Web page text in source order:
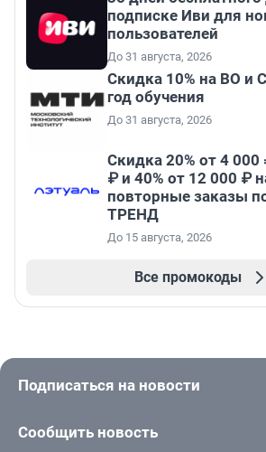
подписке Иви для
пользователей
До 31 августа, 2026
Скидка 10% на ВО и
год обучения
До 31 августа, 2026
Скидка 20% от 4 000
₽ и 40% от 12 000 ₽
повторные заказы
ТРЕНД
До 15 августа, 2026
Все промокоды
Подписаться на новости
Сообщить новость